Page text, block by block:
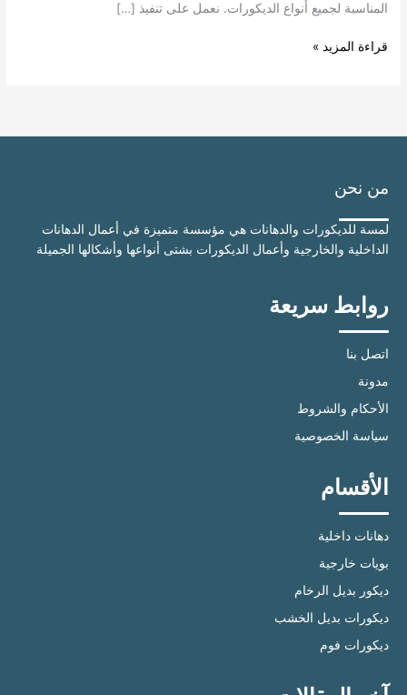
المناسبة لجميع أنواع الديكورات. نعمل على تنفيذ […]
قراءة المزيد »
من نحن
لمسة للديكورات والدهانات هي مؤسسة متميزة في أعمال الدهانات
الداخلية والخارجية وأعمال الديكورات بشتى أنواعها وأشكالها الجميلة
روابط سريعة
اتصل بنا
مدونة
الأحكام والشروط
سياسة الخصوصية
الأقسام
دهانات داخلية
بويات خارجية
ديكور بديل الرخام
ديكورات بديل الخشب
ديكورات فوم